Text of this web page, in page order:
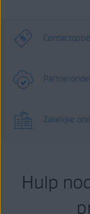
Zakelijke
Hulp